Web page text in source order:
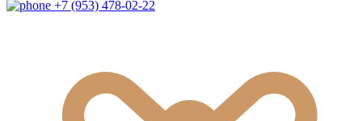
+7 (953) 478-02-22